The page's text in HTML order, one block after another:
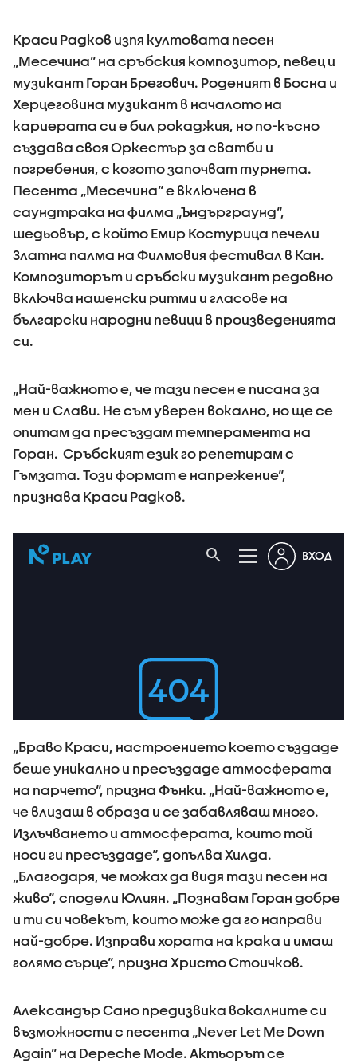
Краси Радков изпя култовата песен
„Месечина“ на сръбския композитор, певец и
музикант Горан Брегович. Роденият в Босна и
Херцеговина музикант в началото на
кариерата си е бил рокаджия, но по-късно
създава своя Оркестър за сватби и
погребения, с когото започват турнета.
Песента „Месечина“ е включена в
саундтрака на филма „Ъндърграунд“,
шедьовър, с който Емир Костурица печели
Златна палма на Филмовия фестивал в Кан.
Композиторът и сръбски музикант редовно
включва нашенски ритми и гласове на
български народни певици в произведенията
си.
„Най-важното е, че тази песен е писана за
мен и Слави. Не съм уверен вокално, но ще се
опитам да пресъздам темперамента на
Горан. Сръбският език го репетирам с
Гъмзата. Този формат е напрежение“,
признава Краси Радков.
„Браво Краси, настроението което създаде
беше уникално и пресъздаде атмосферата
на парчето“, призна Фънки. „Най-важното е,
че влизаш в образа и се забавляваш много.
Излъчването и атмосферата, които той
носи ги пресъздаде“, допълва Хилда.
„Благодаря, че можах да видя тази песен на
живо“, сподели Юлиян. „Познавам Горан добре
и ти си човекът, които може да го направи
най-добре. Изправи хората на крака и имаш
голямо сърце“, призна Христо Стоичков.
Александър Сано предизвика вокалните си
възможности с песента „Never Let Me Down
Again“ на Depeche Mode. Актьорът се